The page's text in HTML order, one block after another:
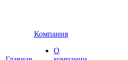
Компания
О